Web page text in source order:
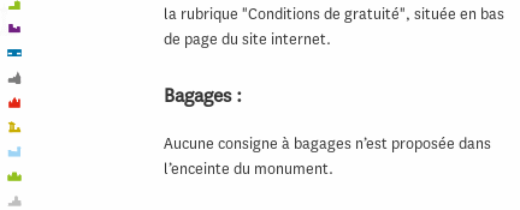
la rubrique "Conditions de gratuité", située en bas
de page du site internet.
Bagages :
Aucune consigne à bagages n’est proposée dans
l’enceinte du monument.